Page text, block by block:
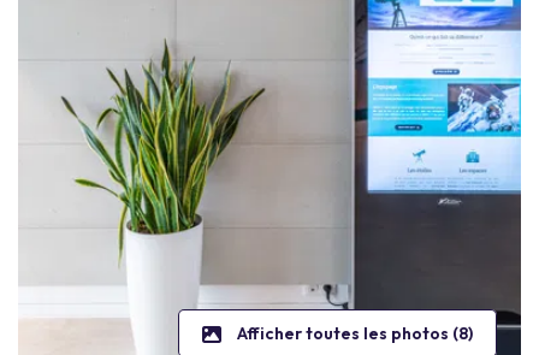
Afficher toutes les photos (8)